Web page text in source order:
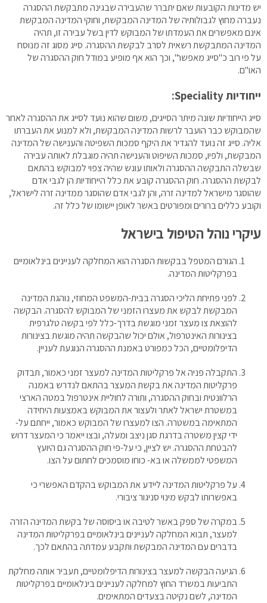
יש מדינות הקובעות שאם יתברר שהעבירה שבגינה מתבקשת ההסגרה
נעברה מחוץ לגבולותיה של המדינה המבקשת, וחוקי המדינה המבקשת
אינם מאפשרים את העמדתו של המבוקש לדין בשל עבירה זו, תהיה
המדינה המתבקשת רשאית לסרב לבקשת ההסגרה. סייג מסוג זה מנוסח
על פי רוב כ"סייג מאפשר", וכך הוא אף מופיע במודל חוק ההסגרה של
האו"ם.
ייחודיות Speciality:
סייג הייחודיות שונה מיתר הסייגים, משום שהוא נועד לסייג את ההסגרה לאחר
שהמבוקש כבר הועבר לרשות המדינה המבקשת, ולא למנוע את העברתו
אליה. סייג זה נועד להגדיר את היקף סמכות השפיטה והענישה של המדינה
המבקשת, ולפיו, סמכות השיפוט והענישה תהיה מוגבלת לאותה עבירה
שבשלה התבקשה ההסגרה ולאותו עונש שהיה צפוי למבוקש בהתאם
לבקשת ההסגרה. חוק ההסגרה קובע את כלל הייחודיות הן לגבי אדם
שהוסגר מישראל למדינה זרה, והן לגבי אדם שהוסגר ממדינה זרה לישראל,
וקובע כללים ברורים ומפורטים באשר לאופן יישומו של כלל זה.
עיקרי נוהל הטיפול בישראל
הגורם המטפל בבקשות הסגרה הוא המחלקה לעניינים בינלאומיים
בפרקליטות המדינה.
לפני פתיחת הליכי הסגרה בבית-המשפט המחוזי, נוהגת המדינה
המבקשת לבקש את מעצרו הזמני של המבוקש להסגרה. הבקשה
להוצאת צו מעצר זמני מוגשת בדרך-כלל לפי בקשה טלגרפית
בצינורות האינטרפול, אולם יכול שהבקשה תהיה מוגשת בצינורות
הדיפלומטיים, הכל כמפורט באמנת ההסגרה הנוגעת לעניין.
התקבלה פניה אל פרקליטות המדינה למעצר זמני כאמור, תבדוק
פרקליטות המדינה את בקשת המעצר בהתאם לנדרש באמנה
הרלוונטית ובחוק ההסגרה, ותורה לחוליית אינטרפול במטה הארצי
במשטרת ישראל לאתר ולעצור את המבוקש באמצעות היחידה
המתאימה במשטרה. הצו למעצרו של המבוקש כאמור, ייחתם על-
ידי קצין משטרה בדרגת סגן ניצב ומעלה, ובצו ייאמר כי המעצר דרוש
להבטחת ההסגרה. יש לציין, כי על-פי חוק ההסגרה גם היועץ
המשפטי לממשלה או בא- כוחו מוסמכים לחתום על הצו.
על פרקליטות המדינה ליידע את המבוקש בהקדם האפשרי כי
באפשרותו לבקש מינוי סניגור ציבורי.
במקרה של ספק באשר לטיבה או ביסוסה של בקשת המדינה הזרה
למעצר, תבוא המחלקה לעניינים בינלאומיים בפרקליטות המדינה
בדברים עם המדינה המבקשת ותקבע עמדתה בהתאם לכך.
הגיעה הבקשה למעצר בצינורות הדיפלומטיים, תעביר אותה מחלקת
התביעות במשרד החוץ למחלקה לעניינים בינלאומיים בפרקליטות
המדינה, לשם נקיטה בצעדים המתאימים.